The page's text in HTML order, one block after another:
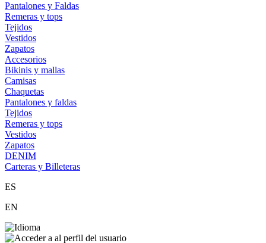
Pantalones y Faldas
Remeras y tops
Tejidos
Vestidos
Zapatos
Accesorios
Bikinis y mallas
Camisas
Chaquetas
Pantalones y faldas
Tejidos
Remeras y tops
Vestidos
Zapatos
DENIM
Carteras y Billeteras
ES
EN